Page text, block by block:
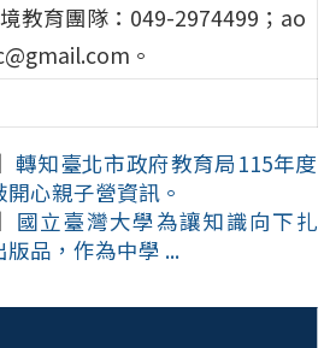
教育團隊：049-2974499；ao
。
轉知臺北市政府教育局115年度
心親子營資訊。
國立臺灣大學為讓知識向下扎
品，作為中學 ...